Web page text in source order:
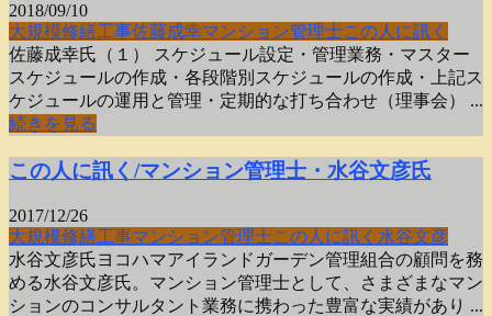
2018/09/10
大規模修繕工事佐藤成幸マンション管理士この人に訊く
佐藤成幸氏（１） スケジュール設定・管理業務・マスター
スケジュールの作成・各段階別スケジュールの作成・上記ス
ケジュールの運用と管理・定期的な打ち合わせ（理事会） ...
続きを見る
この人に訊く/マンション管理士・水谷文彦氏
2017/12/26
大規模修繕工事マンション管理士この人に訊く 水谷文彦
水谷文彦氏ヨコハマアイランドガーデン管理組合の顧問を務
める水谷文彦氏。マンション管理士として、さまざまなマン
ションのコンサルタント業務に携わった豊富な実績があり ...